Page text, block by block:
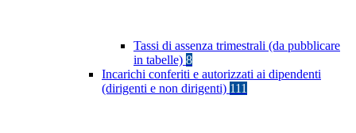
Tassi di assenza trimestrali (da pubblicare
in tabelle) 8
Incarichi conferiti e autorizzati ai dipendenti
(dirigenti e non dirigenti) 111